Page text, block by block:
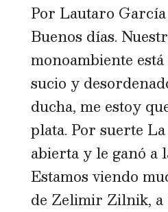
Por Lautaro
Buenos días.
monoambiente
sucio y
ducha, me estoy
plata. Por suerte
abierta y le ganó a
Estamos viendo
de Zelimir Zilnik, a